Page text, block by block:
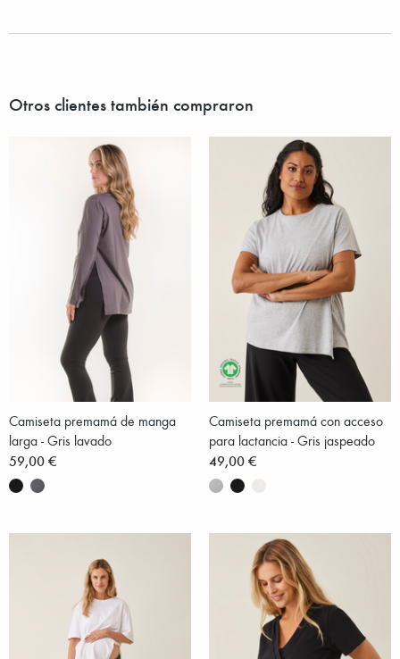
Otros clientes también compraron
Camiseta premamá de manga
larga - Gris lavado
59,00 €
Camiseta premamá con acceso
para lactancia - Gris jaspeado
49,00 €